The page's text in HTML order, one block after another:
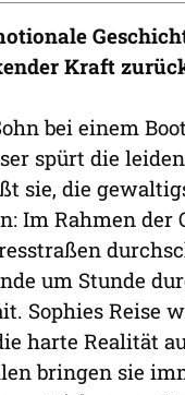
Kraft
bei einem
spürt die
sie, die
Im Rahmen der
um Stunde
Sophies
harte Realität
bringen sie